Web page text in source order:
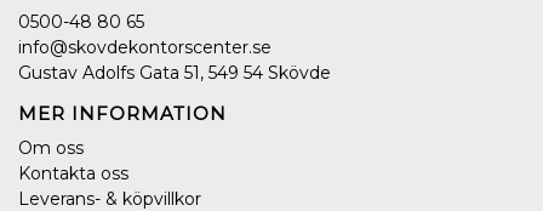
0500-48 80 65
info@skovdekontorscenter.se
Gustav Adolfs Gata 51, 549 54 Skövde
MER INFORMATION
Om oss
Kontakta oss
Leverans- & köpvillkor